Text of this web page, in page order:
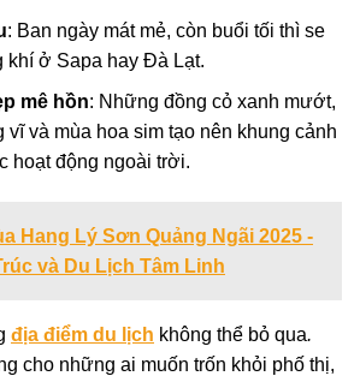
: Ban ngày mát mẻ, còn buổi tối thì se
khí ở Sapa hay Đà Lạt.
mê hồn: Những đồng cỏ xanh mướt,
vĩ và mùa hoa sim tạo nên khung cảnh
hoạt động ngoài trời.
Hang Lý Sơn Quảng Ngãi 2025 -
và Du Lịch Tâm Linh
địa điểm du lịch không thể bỏ qua.
cho những ai muốn trốn khỏi phố thị,